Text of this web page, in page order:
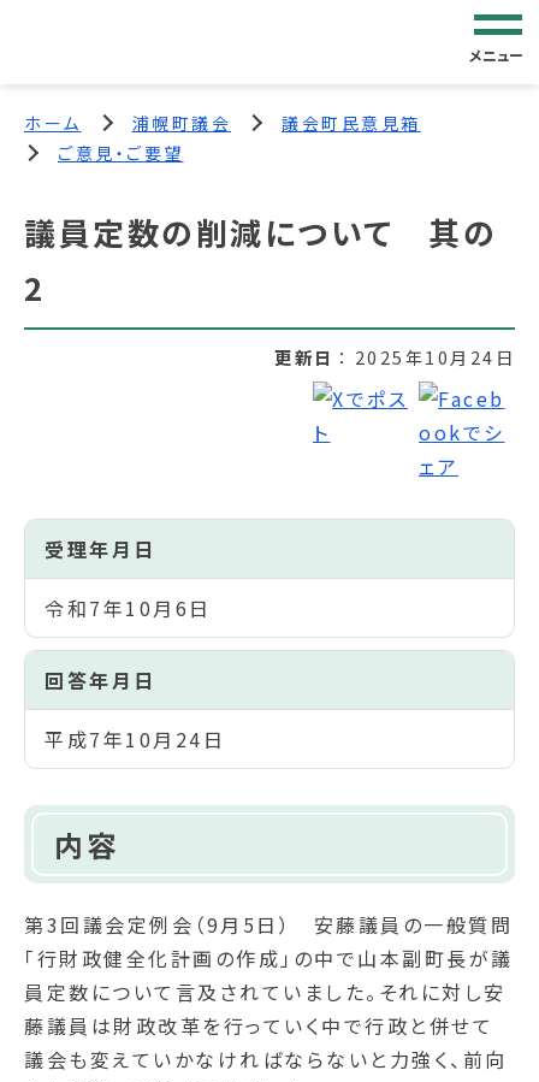
メニュー
ホーム 浦幌町議会
議会町民意見箱
ご意見・ご要望
議員定数の削減について 其の
2
更新日 2025年10月24日
受理年月日
令和7年10月6日
回答年月日
平成7年10月24日
内容
第3回議会定例会（9月5日） 安藤議員の一般質問
「行財政健全化計画の作成」の中で山本副町長が議
員定数について言及されていました。それに対し安
藤議員は財政改革を行っていく中で行政と併せて
議会も変えていかなければならないと力強く、前向